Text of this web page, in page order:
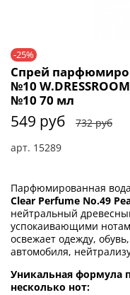
-25%
арт. 15289
Спрей
№10
№10 70 мл
549 руб 732 руб
Парфюмированная вода
Clear Perfume No.49
нейтральный
успокаивающими
освежает одежду,
автомобиля,
Уникальная формула
несколько нот: